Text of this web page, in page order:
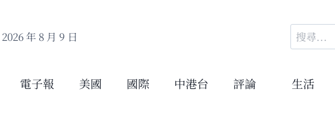
2026 年 8 月 9 日
搜
尋
鍵
電子報 美國 國際 中港台 評論 生活